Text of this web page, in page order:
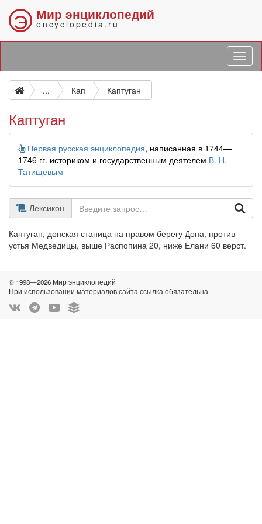
Э Мир энциклопедий
encyclopedia.ru
... Кап Каптуган
Каптуган
Информация
Первая русская энциклопедия, написанная в 1744—
1746 гг. историком и государственным деятелем В. Н.
Татищевым
Лексикон
Каптуган, донская станица на правом берегу Дона, против
устья Медведицы, выше Распопина 20, ниже Елани 60 верст.
© 1998—2026 Мир энциклопедий
При использовании материалов сайта ссылка обязательна